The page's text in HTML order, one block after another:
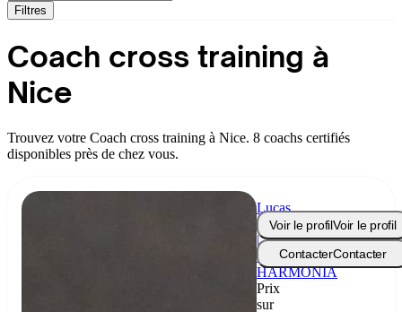
Filtres
Coach cross training à
Nice
Trouvez votre Coach cross training à Nice. 8 coachs certifiés
disponibles près de chez vous.
Lucas
Routin
|
Coach
HARMONIA
Prix
sur
Voir le profilVoir le profil
ContacterContacter